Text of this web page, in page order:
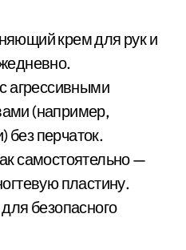
крем для рук и
агрессивными
(например,
перчаток.
самостоятельно —
пластину.
безопасного